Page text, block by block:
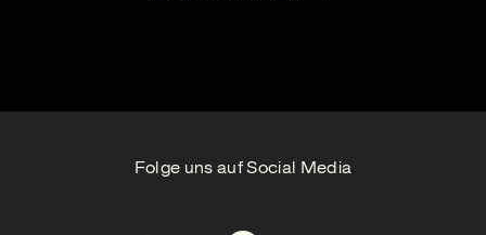
Folge uns auf Social Media